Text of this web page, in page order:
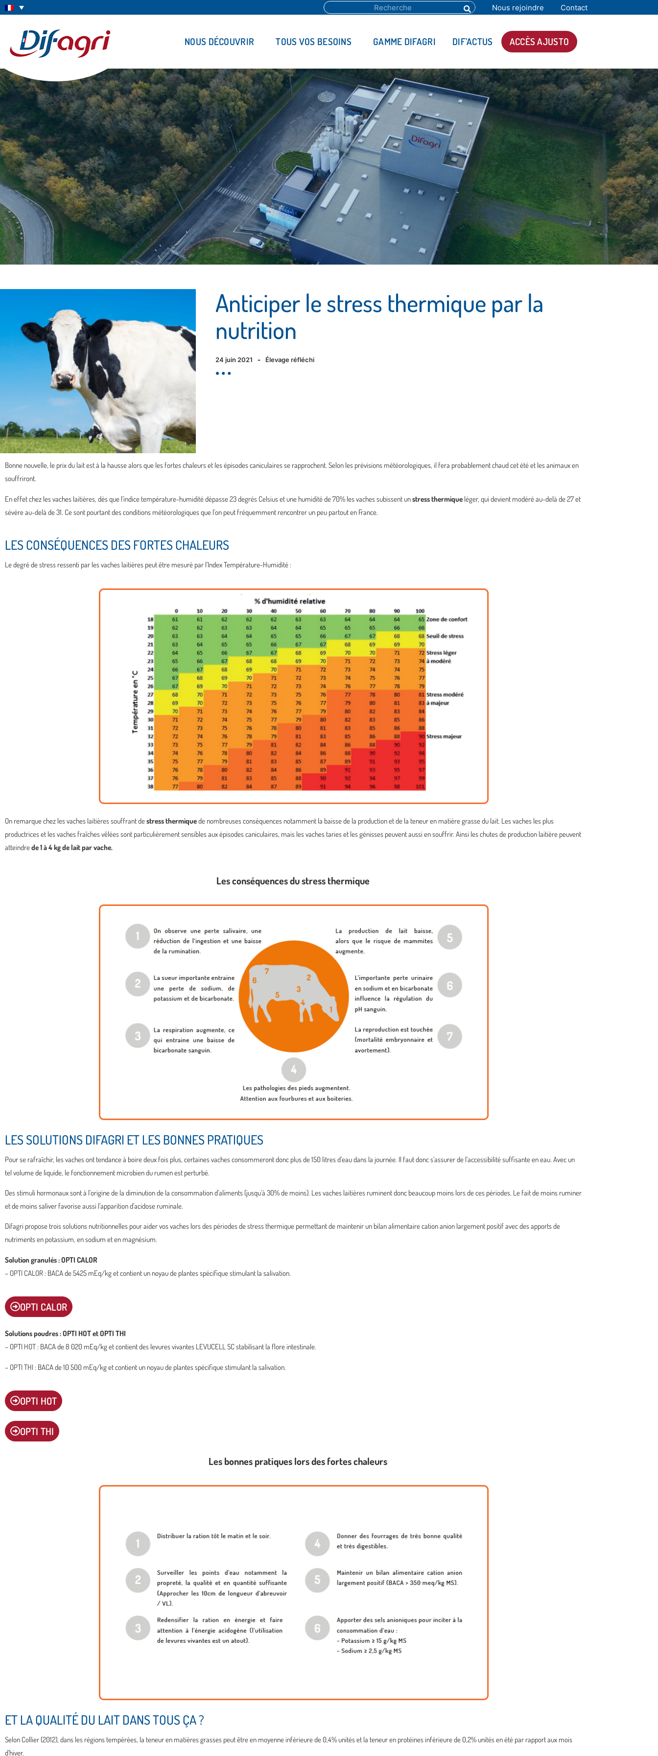
Nous rejoindre Contact
NOUS DÉCOUVRIR TOUS VOS BESOINS GAMME DIFAGRI DIF’ACTUS ACCÈS AJUSTO
DIF'actus
Anticiper le stress thermique par la
nutrition
24 juin 2021 - Élevage réfléchi
Bonne nouvelle, le prix du lait est à la hausse alors que les fortes chaleurs et les épisodes caniculaires se rapprochent. Selon les prévisions météorologiques, il fera probablement chaud cet été et les animaux en
souffriront.
En effet chez les vaches laitières, dès que l’indice température-humidité dépasse 23 degrés Celsius et une humidité de 70% les vaches subissent unstress thermique léger, qui devient modéré au-delà de 27 et
sévère au-delà de 31. Ce sont pourtant des conditions météorologiques que l’on peut fréquemment rencontrer un peu partout en France.
LES CONSÉQUENCES DES FORTES CHALEURS
Le degré de stress ressenti par les vaches laitières peut être mesuré par l’Index Température-Humidité :
On remarque chez les vaches laitières souffrant destress thermiquede nombreuses conséquences notamment la baisse de la production et de la teneur en matière grasse du lait. Les vaches les plus
productrices et les vaches fraîches vêlées sont particulièrement sensibles aux épisodes caniculaires, mais les vaches taries et les génisses peuvent aussi en souffrir. Ainsi les chutes de production laitière peuvent
atteindrede 1 à 4 kg de lait par vache.
Les conséquences du stress thermique
LES SOLUTIONS DIFAGRI ET LES BONNES PRATIQUES
Pour se rafraîchir, les vaches ont tendance à boire deux fois plus, certaines vaches consommeront donc plus de 150 litres d’eau dans la journée. Il faut donc s’assurer de l’accessibilité suffisante en eau. Avec un
tel volume de liquide, le fonctionnement microbien du rumen est perturbé.
Des stimuli hormonaux sont à l’origine de la diminution de la consommation d’aliments (jusqu’à 30% de moins). Les vaches laitières ruminent donc beaucoup moins lors de ces périodes. Le fait de moins ruminer
et de moins saliver favorise aussi l’apparition d’acidose ruminale.
Difagri propose trois solutions nutritionnelles pour aider vos vaches lors des périodes de stress thermique permettant de maintenir un bilan alimentaire cation anion largement positif avec des apports de
nutriments en potassium, en sodium et en magnésium.
Solution granulés : OPTI CALOR
– OPTI CALOR : BACA de 5425 mEq/kg et contient un noyau de plantes spécifique stimulant la salivation.
OPTI CALOR
Solutions poudres : OPTI HOT et OPTI THI
– OPTI HOT : BACA de 8 020 mEq/kg et contient des levures vivantes LEVUCELL SC stabilisant la flore intestinale.
– OPTI THI : BACA de 10 500 mEq/kg et contient un noyau de plantes spécifique stimulant la salivation.
OPTI HOT
OPTI THI
Les bonnes pratiques lors des fortes chaleurs
ET LA QUALITÉ DU LAIT DANS TOUS ÇA ?
Selon Collier (2012), dans les régions tempérées, la teneur en matières grasses peut être en moyenne inférieure de 0,4% unités et la teneur en protéines inférieure de 0,2% unités en été par rapport aux mois
d’hiver.